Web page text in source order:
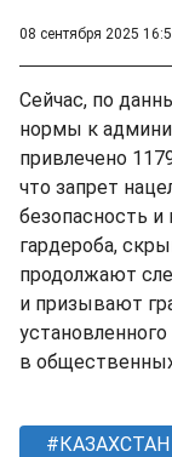
08 сентября 2025
Сейчас, по
нормы к
привлечено
что запрет
безопасность
гардероба,
продолжают
и призывают
в
КАЗАХСТАН